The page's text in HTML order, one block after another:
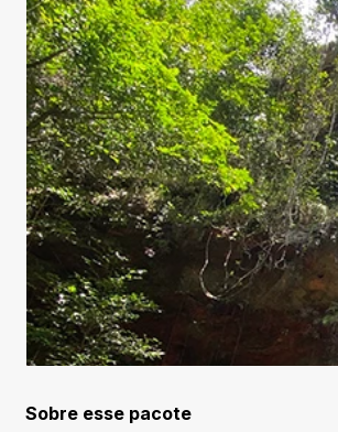
Sobre esse pacote